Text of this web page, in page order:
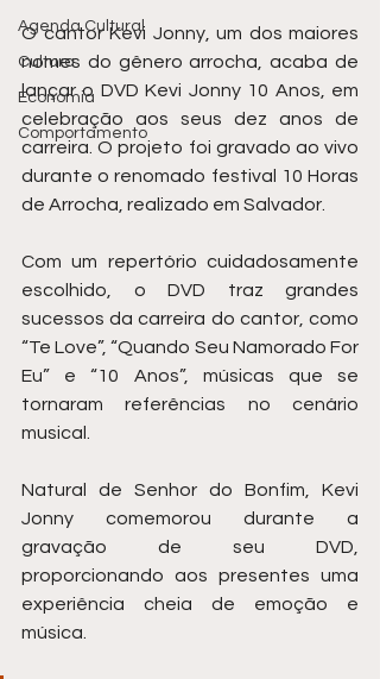
Agenda Cultural
Cultura
Economia
Comportamento
O cantor Kevi Jonny, um dos maiores
nomes do gênero arrocha, acaba de
lançar o DVD Kevi Jonny 10 Anos, em
celebração aos seus dez anos de
carreira. O projeto foi gravado ao vivo
durante o renomado festival 10 Horas
de Arrocha, realizado em Salvador.
Com um repertório cuidadosamente
escolhido, o DVD traz grandes
sucessos da carreira do cantor, como
“Te Love”, “Quando Seu Namorado For
Eu” e “10 Anos”, músicas que se
tornaram referências no cenário
musical.
Natural de Senhor do Bonfim, Kevi
Jonny comemorou durante a
gravação de seu DVD,
proporcionando aos presentes uma
experiência cheia de emoção e
música.